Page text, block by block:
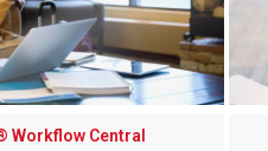
Workflow Central